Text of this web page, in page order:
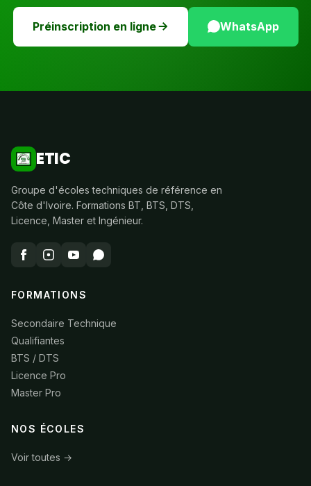
Préinscription en ligne WhatsApp
ETIC
Groupe d'écoles techniques de référence en
Côte d'Ivoire. Formations BT, BTS, DTS,
Licence, Master et Ingénieur.
FORMATIONS
Secondaire Technique
Qualifiantes
BTS / DTS
Licence Pro
Master Pro
NOS ÉCOLES
Voir toutes →